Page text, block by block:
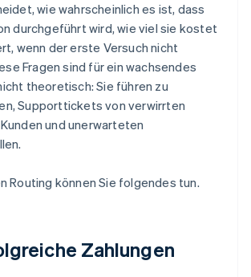
wie wahrscheinlich es ist, dass
durchgeführt wird, wie viel sie kostet
wenn der erste Versuch nicht
Fragen sind für ein wachsendes
theoretisch: Sie führen zu
Supporttickets von verwirrten
und unerwarteten
Routing können Sie folgendes tun.
Zahlungen